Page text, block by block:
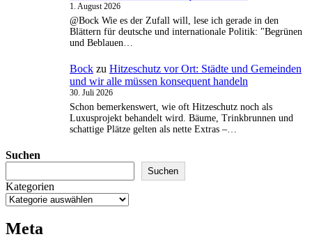
1. August 2026
@Bock Wie es der Zufall will, lese ich gerade in den
Blättern für deutsche und internationale Politik: "Begrünen
und Beblauen…
Bock zu Hitzeschutz vor Ort: Städte und Gemeinden
und wir alle müssen konsequent handeln
30. Juli 2026
Schon bemerkenswert, wie oft Hitzeschutz noch als
Luxusprojekt behandelt wird. Bäume, Trinkbrunnen und
schattige Plätze gelten als nette Extras –…
Suchen
Suchen
Kategorien
Meta